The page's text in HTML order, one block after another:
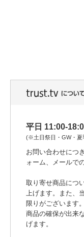
平日 11:00-
(※土日祭日・GW・夏
お問い合わせにつ
ォーム、メールで
取り寄せ商品につ
上げます。また、
限りがございます
商品の確保が出来
げます。